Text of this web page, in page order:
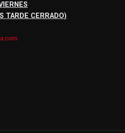
TARDE CERRADO)